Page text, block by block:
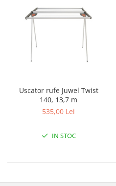
Uscator rufe Juwel Twist
140, 13,7 m
535,00 Lei
IN STOC